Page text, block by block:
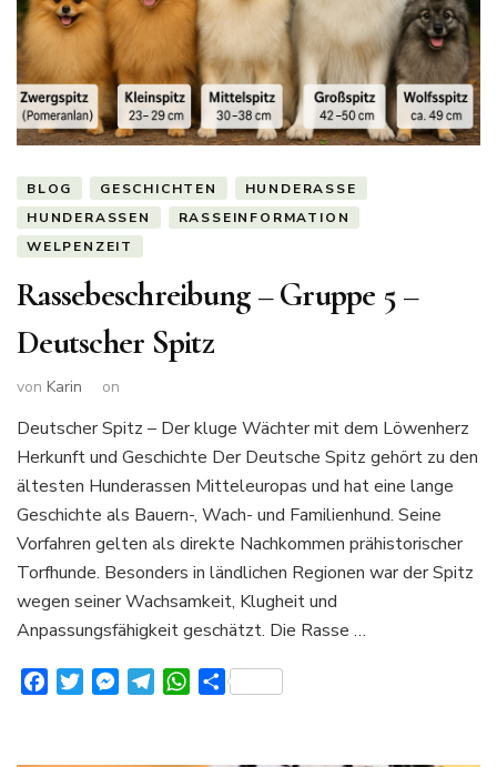
BLOG GESCHICHTEN
HUNDERASSE
HUNDERASSEN
RASSEINFORMATION
WELPENZEIT
Rassebeschreibung – Gruppe 5 –
Deutscher Spitz
von Karin on
Deutscher Spitz – Der kluge Wächter mit dem Löwenherz
Herkunft und Geschichte Der Deutsche Spitz gehört zu den
ältesten Hunderassen Mitteleuropas und hat eine lange
Geschichte als Bauern-, Wach- und Familienhund. Seine
Vorfahren gelten als direkte Nachkommen prähistorischer
Torfhunde. Besonders in ländlichen Regionen war der Spitz
wegen seiner Wachsamkeit, Klugheit und
Anpassungsfähigkeit geschätzt. Die Rasse …
FacebookTwitterMessenger
TelegramWhatsApp
Teilen